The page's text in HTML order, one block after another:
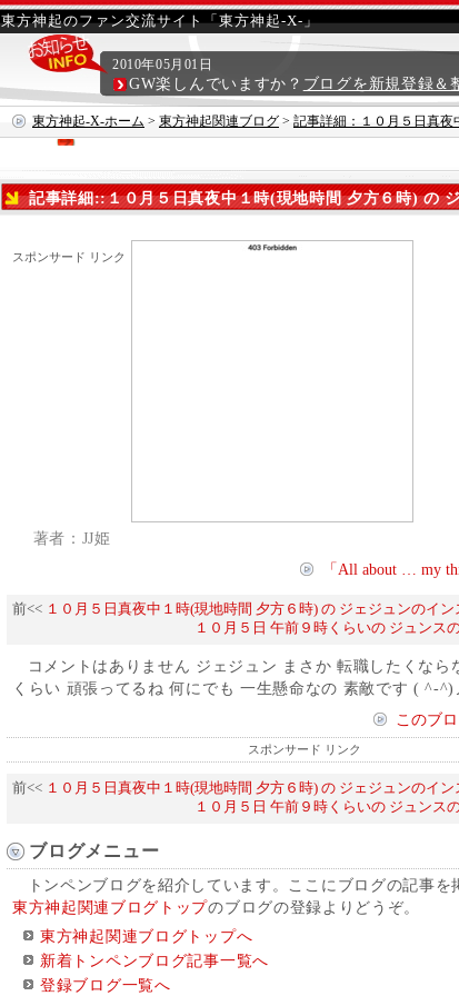
東方神起のファン交流サイト「東方神起-X-」
東方神起-X-ホーム > 東方神起関連ブログ > 記事詳細：１０月５日真夜
ュンのインスタグラム その２
2010年05月01日
GW楽しんでいますか？ ブログを新規登録＆
記事詳細::１０月５日真夜中１時(現地時間 夕方６時) の
スポンサード リンク
著者：JJ姫
「All about … my
前<< １０月５日真夜中１時(現地時間 夕方６時) の ジェジュンのイン
１０月５日 午前９時くらいの ジュンス
コメントはありません ジェジュン まさか 転職したくなら
くらい 頑張ってるね 何にでも 一生懸命なの 素敵です (
このブ
スポンサード リンク
前<< １０月５日真夜中１時(現地時間 夕方６時) の ジェジュンのイン
１０月５日 午前９時くらいの ジュンス
ブログメニュー
トンペンブログを紹介しています。ここにブログの記事を
東方神起関連ブログトップのブログの登録よりどうぞ。
東方神起関連ブログトップへ
新着トンペンブログ記事一覧へ
登録ブログ一覧へ